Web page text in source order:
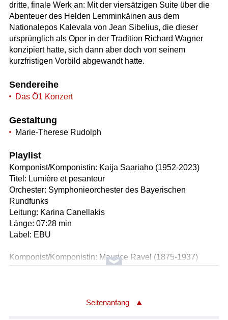
dritte, finale Werk an: Mit der viersätzigen Suite über die
Abenteuer des Helden Lemminkäinen aus dem
Nationalepos Kalevala von Jean Sibelius, die dieser
ursprünglich als Oper in der Tradition Richard Wagner
konzipiert hatte, sich dann aber doch von seinem
kurzfristigen Vorbild abgewandt hatte.
Sendereihe
Das Ö1 Konzert
Gestaltung
Marie-Therese Rudolph
Playlist
Komponist/Komponistin: Kaija Saariaho (1952-2023)
Titel: Lumière et pesanteur
Orchester: Symphonieorchester des Bayerischen
Rundfunks
Leitung: Karina Canellakis
Länge: 07:28 min
Label: EBU
Komponist/Komponistin: Maurice Ravel (1875-1937)
Titel: Klavierkonzert in G-Dur
Seitenanfang